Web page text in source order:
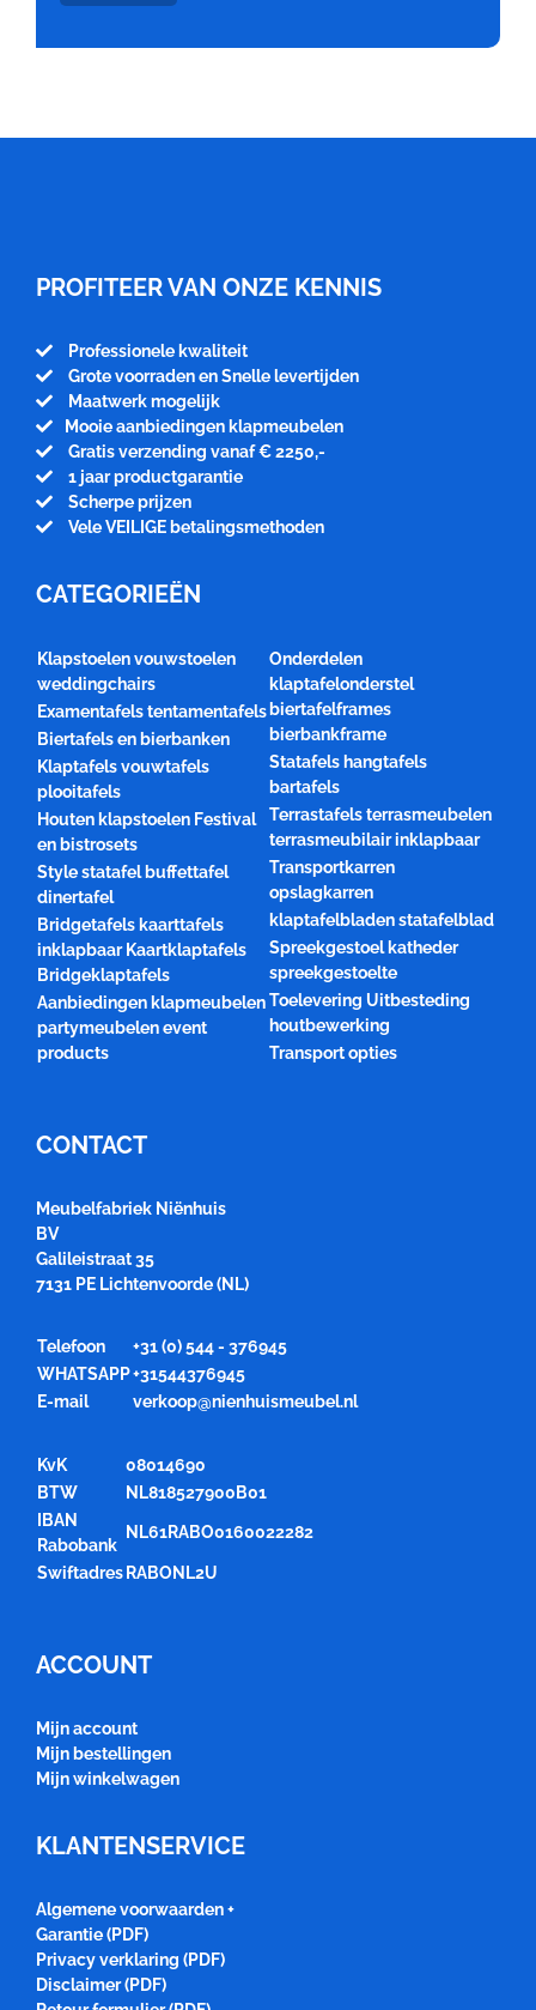
PROFITEER VAN ONZE KENNIS
Professionele kwaliteit
Grote voorraden en Snelle levertijden
Maatwerk mogelijk
Mooie aanbiedingen klapmeubelen
Gratis verzending vanaf € 2250,-
1 jaar productgarantie
Scherpe prijzen
Vele VEILIGE betalingsmethoden
CATEGORIEËN
Klapstoelen vouwstoelen
weddingchairs
Examentafels tentamentafels
Biertafels en bierbanken
Klaptafels vouwtafels
plooitafels
Houten klapstoelen Festival
en bistrosets
Style statafel buffettafel
dinertafel
Bridgetafels kaarttafels
inklapbaar Kaartklaptafels
Bridgeklaptafels
Aanbiedingen klapmeubelen
partymeubelen event
products
Onderdelen
klaptafelonderstel
biertafelframes
bierbankframe
Statafels hangtafels
bartafels
Terrastafels terrasmeubelen
terrasmeubilair inklapbaar
Transportkarren
opslagkarren
klaptafelbladen statafelblad
Spreekgestoel katheder
spreekgestoelte
Toelevering Uitbesteding
houtbewerking
Transport opties
CONTACT
Meubelfabriek Niënhuis
BV
Galileistraat 35
7131 PE Lichtenvoorde (NL)
Telefoon
+31 (0) 544 - 376945
WHATSAPP+31544376945
E-mail
verkoop@nienhuismeubel.nl
KvK
08014690
BTW
NL818527900B01
IBAN
Rabobank
NL61RABO0160022282
Swiftadres RABONL2U
ACCOUNT
Mijn account
Mijn bestellingen
Mijn winkelwagen
KLANTENSERVICE
Algemene voorwaarden +
Garantie (PDF)
Privacy verklaring (PDF)
Disclaimer (PDF)